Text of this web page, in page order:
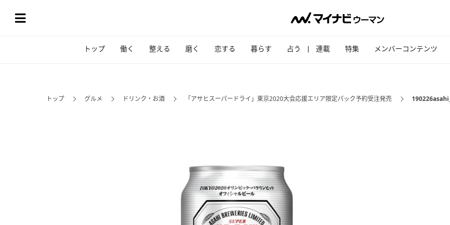
トップ 働く 整える 磨く 恋する 暮らす 占う 連載 特集 メンバーコンテンツ
トップ グルメ ドリンク・お酒 「アサヒスーパードライ」東京2020大会応援エリア限定パック予約受注発売